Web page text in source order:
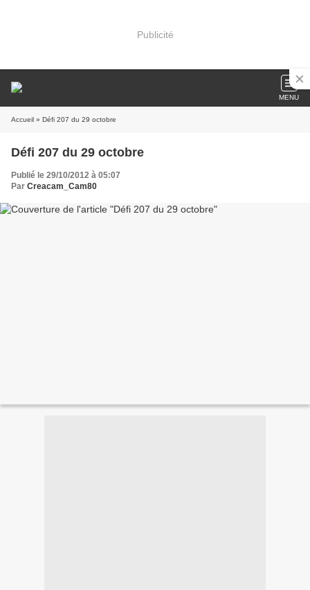
Publicité
MENU
Accueil » Défi 207 du 29 octobre
Défi 207 du 29 octobre
Publié le 29/10/2012 à 05:07
Par Creacam_Cam80